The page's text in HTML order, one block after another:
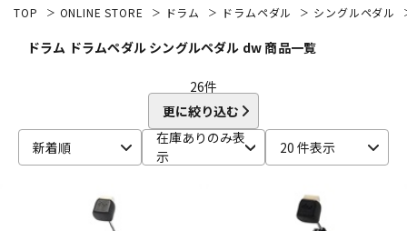
TOP ONLINE STORE ドラム ドラムペダル シングルペダル
ドラム ドラムペダル シングルペダル dw 商品一覧
26件
更に絞り込む
新着順
在庫ありのみ表
示
20 件表示